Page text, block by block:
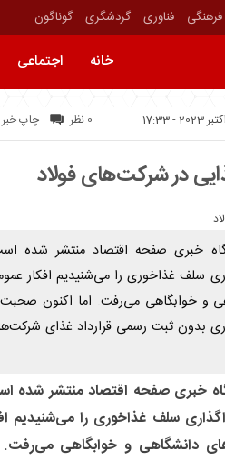
فرهنگی فناوری گردشگری گوناگون
خانه اجتماعی
چاپ خبر 0 نظر
در شرکت‌های فولاد
خبری صفحه اقتصاد منتشر شده
سلف غذاخوری را می‌شنیدیم افکار
و خوابگاهی می‌رفت. اما اکنون صحبت
پرسی و ۱۰ سال واگذاری بدون ثبت رسمی قرارداد غذای
خبری صفحه اقتصاد منتشر شده
سلف غذاخوری را می‌شنیدیم
دانشگاهی و خوابگاهی می‌رفت.